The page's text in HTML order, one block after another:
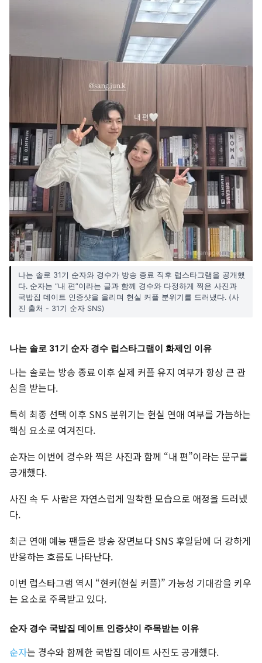
나는 솔로 31기 순자와 경수가 방송 종료 직후 럽스타그램을 공개했
다. 순자는 “내 편”이라는 글과 함께 경수와 다정하게 찍은 사진과
국밥집 데이트 인증샷을 올리며 현실 커플 분위기를 드러냈다. (사
진 출처 - 31기 순자 SNS)
나는 솔로 31기 순자 경수 럽스타그램이 화제인 이유
나는 솔로는 방송 종료 이후 실제 커플 유지 여부가 항상 큰 관
심을 받는다.
특히 최종 선택 이후 SNS 분위기는 현실 연애 여부를 가늠하는
핵심 요소로 여겨진다.
순자는 이번에 경수와 찍은 사진과 함께 “내 편”이라는 문구를
공개했다.
사진 속 두 사람은 자연스럽게 밀착한 모습으로 애정을 드러냈
다.
최근 연애 예능 팬들은 방송 장면보다 SNS 후일담에 더 강하게
반응하는 흐름도 나타난다.
이번 럽스타그램 역시 “현커(현실 커플)” 가능성 기대감을 키우
는 요소로 주목받고 있다.
순자 경수 국밥집 데이트 인증샷이 주목받는 이유
순자는 경수와 함께한 국밥집 데이트 사진도 공개했다.